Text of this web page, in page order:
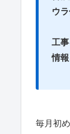
ウ
工
情
毎月初